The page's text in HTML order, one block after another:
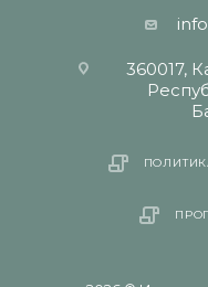
360017,